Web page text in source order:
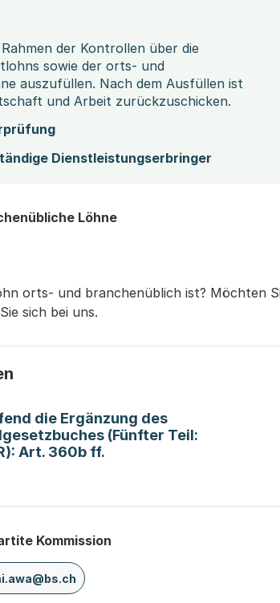
der Kontrollen über die
sowie der orts- und
auszufüllen. Nach dem Ausfüllen ist
und Arbeit zurückzuschicken.
Dienstleistungserbringer
Löhne
orts- und branchenüblich ist? Möchten
sich bei uns.
die Ergänzung des
(Fünfter Teil:
Art. 360b ff.
Kommission